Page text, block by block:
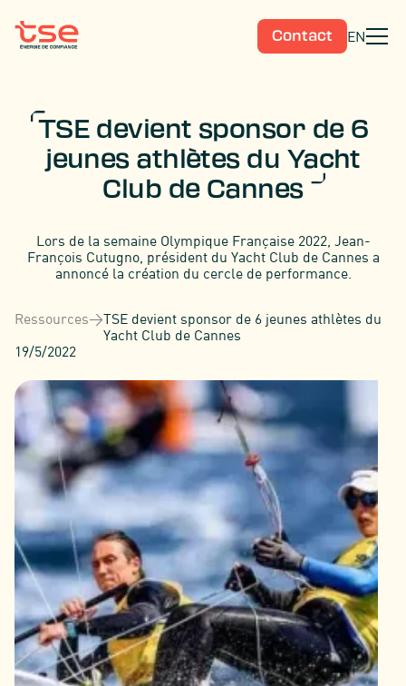
Contact EN
TSE devient sponsor de 6
jeunes athlètes du Yacht
Club de Cannes
Lors de la semaine Olympique Française 2022, Jean-
François Cutugno, président du Yacht Club de Cannes a
annoncé la création du cercle de performance.
Ressources>TSE devient sponsor de 6 jeunes athlètes du
Yacht Club de Cannes
19/5/2022